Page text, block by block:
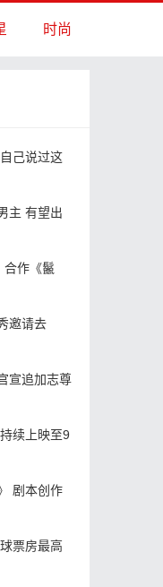
时尚
己说过这
主 有望出
合作《鬣
邀请去
宣追加志尊
续上映至9
剧本创作
票房最高